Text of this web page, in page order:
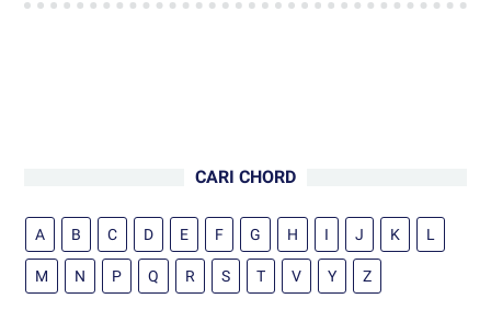
CARI CHORD
A B C D E F G H I J K L
M N P Q R S T V Y Z